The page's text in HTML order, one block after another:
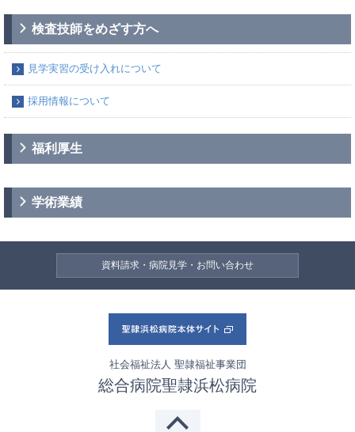
検査技師をめざす方へ
見学実習の受け入れについて
採用情報について
福利厚生
学術業績
資料請求・病院見学・お問い合わせ
社会福祉法人 聖隷福祉事業団
総合病院聖隷浜松病院